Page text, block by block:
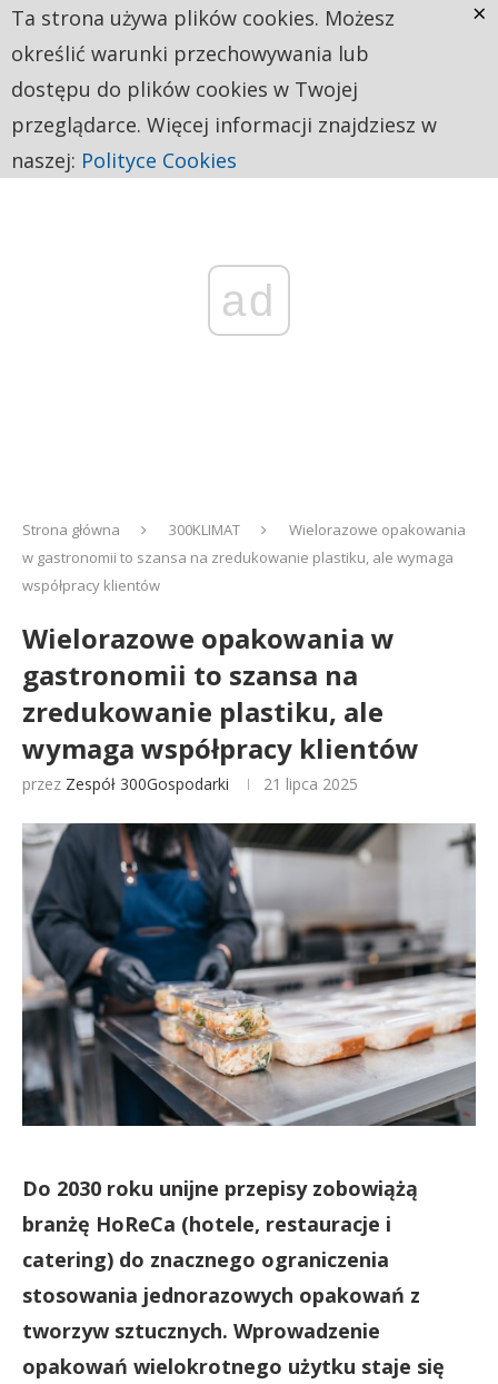
ad
Strona główna 300KLIMAT
Wielorazowe opakowania
w gastronomii to szansa na zredukowanie plastiku, ale wymaga
współpracy klientów
Wielorazowe opakowania w
gastronomii to szansa na
zredukowanie plastiku, ale
wymaga współpracy klientów
przez Zespół 300Gospodarki 21 lipca 2025
Do 2030 roku unijne przepisy zobowiążą
branżę HoReCa (hotele, restauracje i
catering) do znacznego ograniczenia
stosowania jednorazowych opakowań z
tworzyw sztucznych. Wprowadzenie
opakowań wielokrotnego użytku staje się
Ta strona używa plików cookies. Możesz
określić warunki przechowywania lub
dostępu do plików cookies w Twojej
przeglądarce. Więcej informacji znajdziesz w
naszej: Polityce Cookies
×